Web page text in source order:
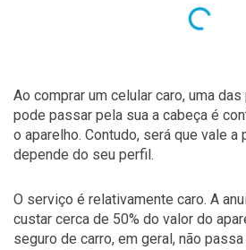
Ao comprar um celular caro, uma
pode passar pela sua a cabeça é
o aparelho. Contudo, será que vale a
depende do seu perfil.
O serviço é relativamente caro. A
custar cerca de 50% do valor do
seguro de carro, em geral, não